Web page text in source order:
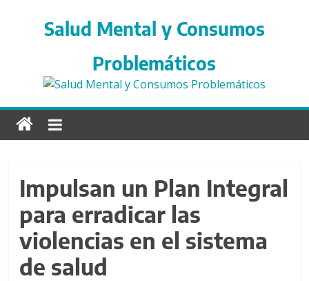
d
r
Salud Mental y Consumos
Problemáticos
Impulsan un Plan Integral
para erradicar las
violencias en el sistema
de salud